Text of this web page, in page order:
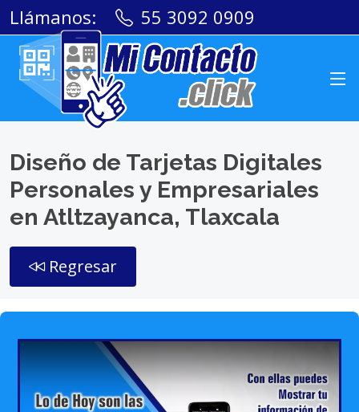
Llámanos: 55 3092 0909
Diseño de Tarjetas Digitales
Personales y Empresariales
en Atltzayanca, Tlaxcala
Regresar